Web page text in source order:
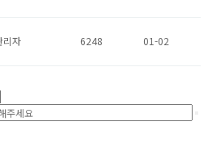
리자 6248 01-02